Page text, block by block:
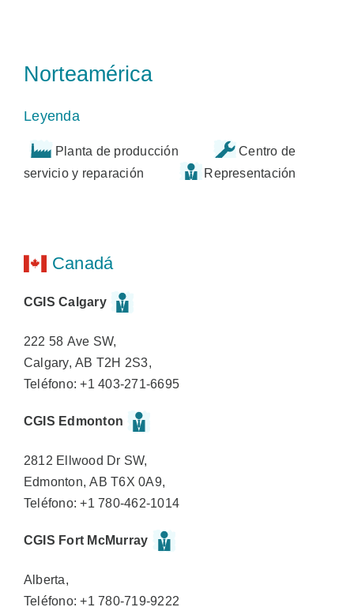
Norteamérica
Leyenda
Planta de producción
Centro de
servicio y reparación
Representación
Canadá
CGIS Calgary
222 58 Ave SW,
Calgary, AB T2H 2S3,
Teléfono: +1 403-271-6695
CGIS Edmonton
2812 Ellwood Dr SW,
Edmonton, AB T6X 0A9,
Teléfono: +1 780-462-1014
CGIS Fort McMurray
Alberta,
Teléfono: +1 780-719-9222